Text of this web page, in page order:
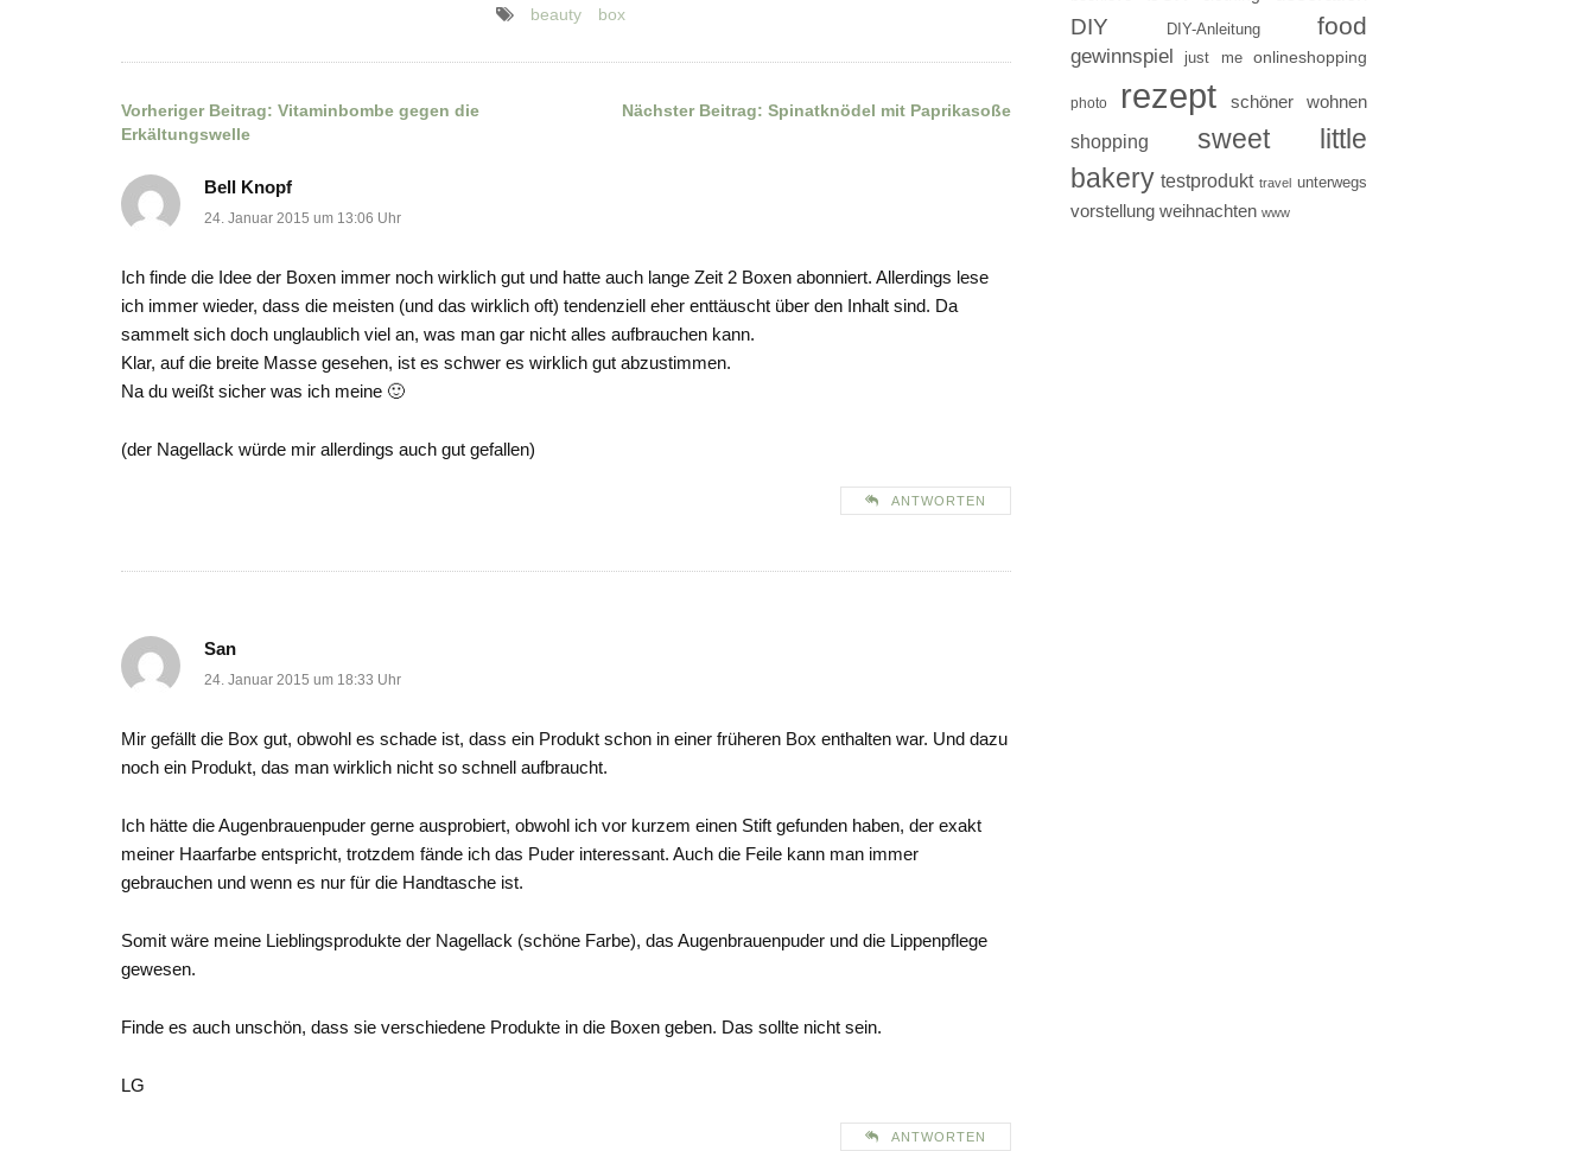
beauty box
Beitragsnavigation
Vorheriger Beitrag: Vitaminbombe gegen die
Erkältungswelle
Nächster Beitrag: Spinatknödel mit Paprikasoße
Bell Knopf
24. Januar 2015 um 13:06 Uhr
Ich finde die Idee der Boxen immer noch wirklich gut und hatte auch lange Zeit 2 Boxen abonniert. Allerdings lese
ich immer wieder, dass die meisten (und das wirklich oft) tendenziell eher enttäuscht über den Inhalt sind. Da
sammelt sich doch unglaublich viel an, was man gar nicht alles aufbrauchen kann.
Klar, auf die breite Masse gesehen, ist es schwer es wirklich gut abzustimmen.
Na du weißt sicher was ich meine 🙂
(der Nagellack würde mir allerdings auch gut gefallen)
ANTWORTEN
San
24. Januar 2015 um 18:33 Uhr
Mir gefällt die Box gut, obwohl es schade ist, dass ein Produkt schon in einer früheren Box enthalten war. Und dazu
noch ein Produkt, das man wirklich nicht so schnell aufbraucht.
Ich hätte die Augenbrauenpuder gerne ausprobiert, obwohl ich vor kurzem einen Stift gefunden haben, der exakt
meiner Haarfarbe entspricht, trotzdem fände ich das Puder interessant. Auch die Feile kann man immer
gebrauchen und wenn es nur für die Handtasche ist.
Somit wäre meine Lieblingsprodukte der Nagellack (schöne Farbe), das Augenbrauenpuder und die Lippenpflege
gewesen.
Finde es auch unschön, dass sie verschiedene Produkte in die Boxen geben. Das sollte nicht sein.
LG
ANTWORTEN
DIY DIY-Anleitung food
gewinnspiel just me onlineshopping
photo rezept schöner wohnen
shopping
sweet little
bakery testprodukt travel unterwegs
vorstellung weihnachten www